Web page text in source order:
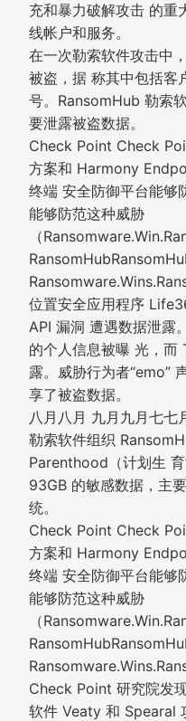
充和暴力破解攻击 的重
线帐户和服务。
在一次勒索软件攻击中
被盗，据 称其中包括客
号。RansomHub 勒索
要泄露被盗数据。
Check Point Check
方案和 Harmony
终端 安全防御平台能够
能够防范这种威胁
（
位置安全应用程序
API 漏洞 遭遇数据泄
的个人信息被曝 光，而
露。威胁行为者“emo”
享了被盗数据。
八月八月 九月九月七七
勒索软件组织
Parenthood（计划生
93GB 的敏感数据，主
统。
Check Point Check
方案和 Harmony
终端 安全防御平台能够
能够防范这种威胁
（
Check Point 研究院发
软件 Veaty 和 Spearal